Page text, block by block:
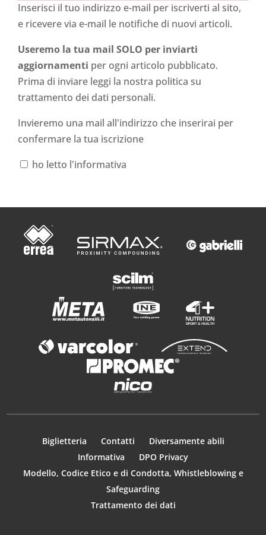
Inserisci il tuo indirizzo e-mail per iscriverti al sito,
e ricevere via e-mail le notifiche di nuovi articoli.
Useremo la tua mail SOLO per inviarti
aggiornamenti per ogni articolo pubblicato.
Prima di inviare leggi la nostra politica su
trattamento dei dati personali.
Invieremo una mail all'indirizzo che inserirai per
confermare la tua iscrizione
ho letto l'informativa
Biglietteria Contatti
Diversamente abili
Informativa
DPO Privacy
Modello, Codice Etico e di Condotta, Whistleblowing e
Safeguarding
Trattamento dei dati